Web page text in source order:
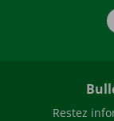
Restez